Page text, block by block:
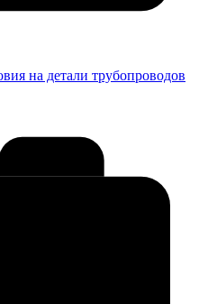
на детали трубопроводов